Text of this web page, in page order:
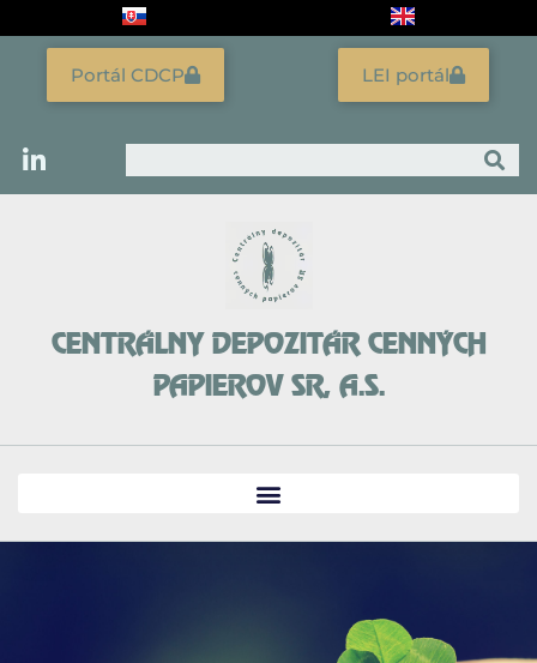
Vyhľadať
LEI portál
Portál CDCP
CENTRÁLNY DEPOZITÁR CENNÝCH
PAPIEROV SR, A.S.